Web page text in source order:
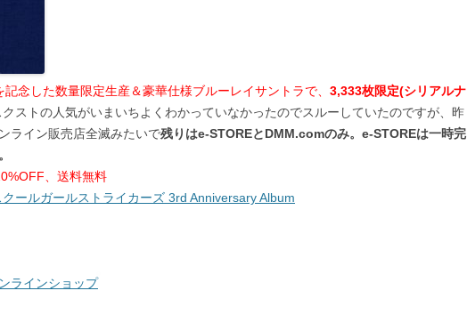
記念した数量限定生産＆豪華仕様ブルーレイサントラで、 3,333枚限定(シリアルナ
クストの人気がいまいちよくわかっていなかったのでスルーしていたのですが、昨
ライン販売店全滅みたいで残りはe-STOREとDMM.comのみ。e-STOREは一時完
、送料無料
ールガールストライカーズ 3rd Anniversary Album
ラインショップ